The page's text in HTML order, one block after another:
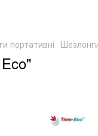
портативні